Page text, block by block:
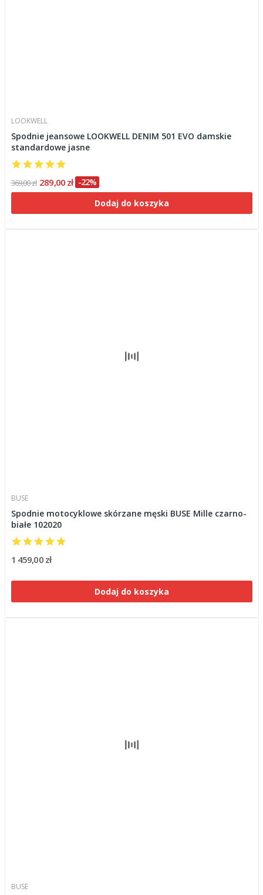
LOOKWELL
Spodnie jeansowe LOOKWELL DENIM 501 EVO damskie
standardowe jasne
369,00 zł 289,00 zł -22%
Dodaj do koszyka
BUSE
Spodnie motocyklowe skórzane męski BUSE Mille czarno-
białe 102020
1 459,00 zł
Dodaj do koszyka
BUSE